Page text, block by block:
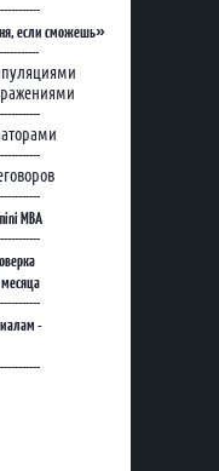
если сможешь»
MBA
-